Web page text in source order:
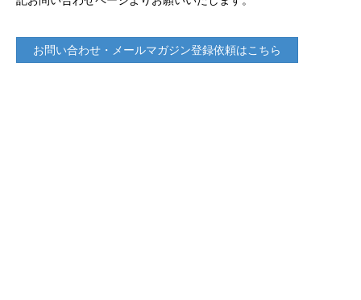
お問い合わせ・メールマガジン登録依頼はこちら